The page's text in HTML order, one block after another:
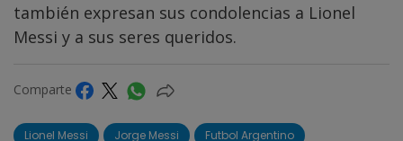
también expresan sus condolencias a Lionel
Messi y a sus seres queridos.
Comparte
Lionel Messi Jorge Messi Futbol Argentino